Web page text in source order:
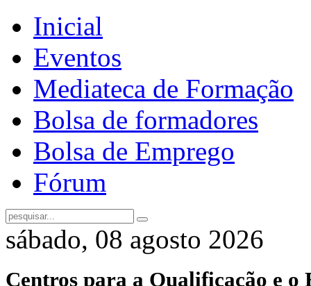
Inicial
Eventos
Mediateca de Formação
Bolsa de formadores
Bolsa de Emprego
Fórum
sábado, 08 agosto 2026
Centros para a Qualificação e o